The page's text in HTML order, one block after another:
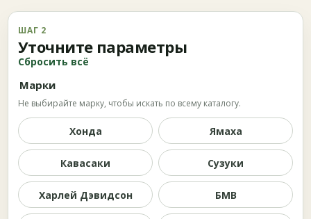
ШАГ 2
Уточните параметры
Сбросить всё
Марки
Не выбирайте марку, чтобы искать по всему каталогу.
Хонда Ямаха
Кавасаки Сузуки
Харлей Дэвидсон БМВ